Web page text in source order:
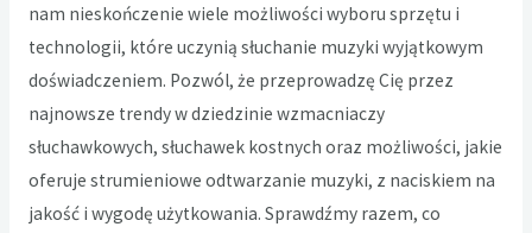
nam nieskończenie wiele możliwości wyboru sprzętu i
technologii, które uczynią słuchanie muzyki wyjątkowym
doświadczeniem. Pozwól, że przeprowadzę Cię przez
najnowsze trendy w dziedzinie wzmacniaczy
słuchawkowych, słuchawek kostnych oraz możliwości, jakie
oferuje strumieniowe odtwarzanie muzyki, z naciskiem na
jakość i wygodę użytkowania. Sprawdźmy razem, co